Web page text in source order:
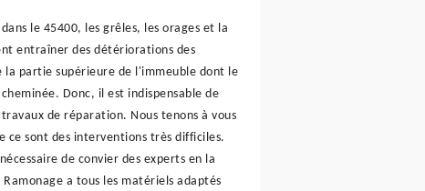
le 45400, les grêles, les orages et la
entraîner des détériorations des
la partie supérieure de l'immeuble dont le
Donc, il est indispensable de
de réparation. Nous tenons à vous
ce sont des interventions très difficiles.
de convier des experts en la
Ramonage a tous les matériels adaptés